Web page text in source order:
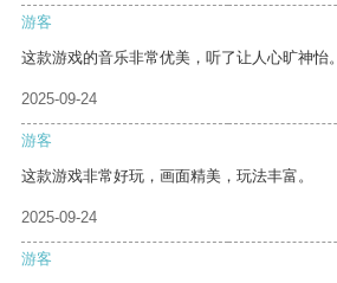
游客
这款游戏的音乐非常优美，听了让人心旷神怡。
2025-09-24
游客
这款游戏非常好玩，画面精美，玩法丰富。
2025-09-24
游客